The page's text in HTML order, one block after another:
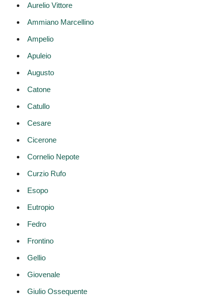
Aurelio Vittore
Ammiano Marcellino
Ampelio
Apuleio
Augusto
Catone
Catullo
Cesare
Cicerone
Cornelio Nepote
Curzio Rufo
Esopo
Eutropio
Fedro
Frontino
Gellio
Giovenale
Giulio Ossequente